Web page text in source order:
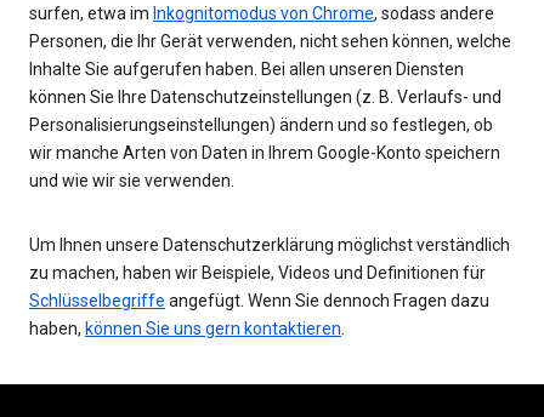
surfen, etwa im Inkognitomodus von Chrome, sodass andere
Personen, die Ihr Gerät verwenden, nicht sehen können, welche
Inhalte Sie aufgerufen haben. Bei allen unseren Diensten
können Sie Ihre Datenschutzeinstellungen (z. B. Verlaufs- und
Personalisierungseinstellungen) ändern und so festlegen, ob
wir manche Arten von Daten in Ihrem Google-Konto speichern
und wie wir sie verwenden.
Um Ihnen unsere Datenschutzerklärung möglichst verständlich
zu machen, haben wir Beispiele, Videos und Definitionen für
Schlüsselbegriffe angefügt. Wenn Sie dennoch Fragen dazu
haben, können Sie uns gern kontaktieren